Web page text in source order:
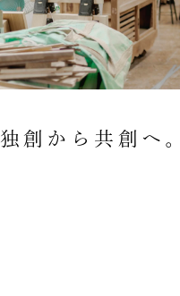
独創から共創へ